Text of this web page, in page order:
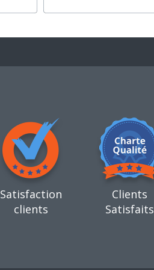
Satisfaction
clients
Clients
Satisfaits